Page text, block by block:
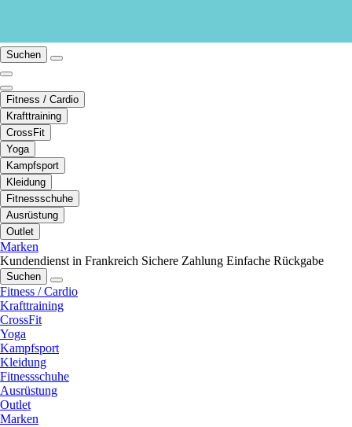
Suchen
Fitness / Cardio
Krafttraining
CrossFit
Yoga
Kampfsport
Kleidung
Fitnessschuhe
Ausrüstung
Outlet
Marken
Kundendienst in Frankreich Sichere Zahlung Einfache Rückgabe
Suchen
Fitness / Cardio
Krafttraining
CrossFit
Yoga
Kampfsport
Kleidung
Fitnessschuhe
Ausrüstung
Outlet
Marken